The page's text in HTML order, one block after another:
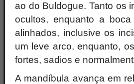
ao do Buldogue. Tanto os
ocultos, enquanto a
alinhados, inclusive os
um leve arco, enquanto,
fortes, sadios e
A mandíbula avança em